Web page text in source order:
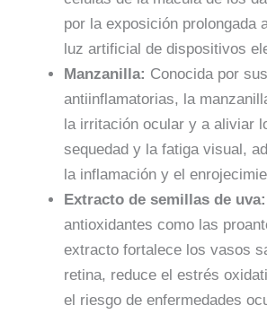
por la exposición prolongada
luz artificial de dispositivos
Manzanilla: Conocida por
antiinflamatorias, la
la irritación ocular y a aliviar
sequedad y la fatiga visual,
la inflamación y el
Extracto de semillas de uva:
antioxidantes como las
extracto fortalece los vasos
retina, reduce el estrés
el riesgo de enfermedades